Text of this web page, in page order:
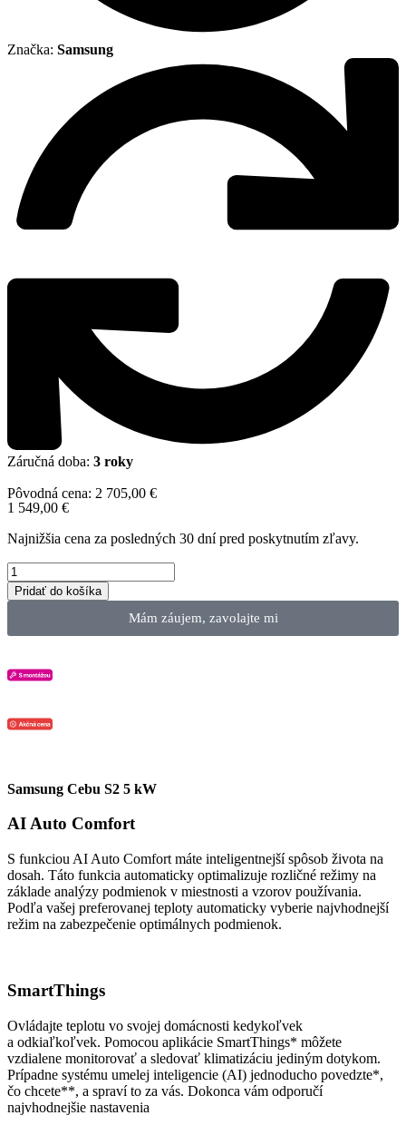
Značka: Samsung
Záručná doba: 3 roky
Pôvodná cena: 2 705,00 €
1 549,00 €
Najnižšia cena za posledných 30 dní pred poskytnutím zľavy.
Pridať do košíka
Mám záujem, zavolajte mi
Samsung Cebu S2 5 kW
AI Auto Comfort
S funkciou AI Auto Comfort máte inteligentnejší spôsob života na
dosah. Táto funkcia automaticky optimalizuje rozličné režimy na
základe analýzy podmienok v miestnosti a vzorov používania.
Podľa vašej preferovanej teploty automaticky vyberie najvhodnejší
režim na zabezpečenie optimálnych podmienok.
SmartThings
Ovládajte teplotu vo svojej domácnosti kedykoľvek
a odkiaľkoľvek. Pomocou aplikácie SmartThings* môžete
vzdialene monitorovať a sledovať klimatizáciu jediným dotykom.
Prípadne systému umelej inteligencie (AI) jednoducho povedzte*,
čo chcete**, a spraví to za vás. Dokonca vám odporučí
najvhodnejšie nastavenia